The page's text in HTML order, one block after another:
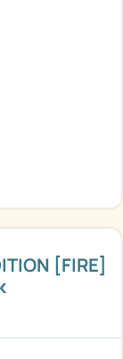
[FIRE]